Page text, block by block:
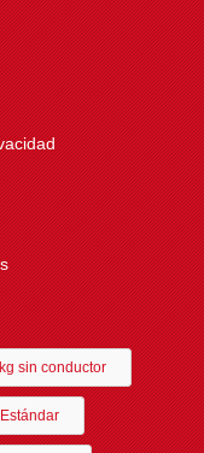
sin conductor
Estándar